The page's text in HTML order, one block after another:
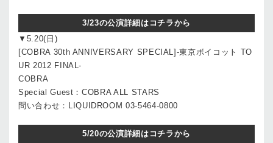
3/23の公演詳細はコチラから
▼5.20(日)
[COBRA 30th ANNIVERSARY SPECIAL]-東京ボイコット TO
UR 2012 FINAL-
COBRA
Special Guest：COBRA ALL STARS
問い合わせ：LIQUIDROOM 03-5464-0800
5/20の公演詳細はコチラから